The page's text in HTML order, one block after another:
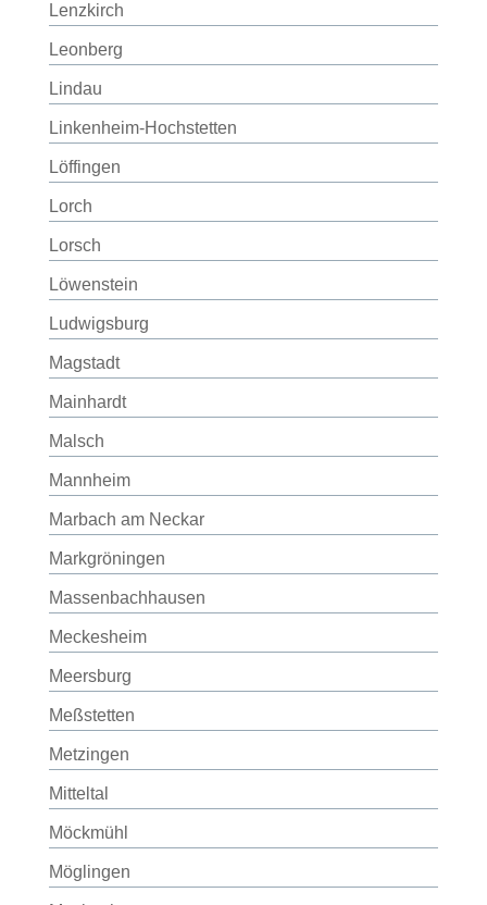
Lenzkirch
Leonberg
Lindau
Linkenheim-Hochstetten
Löffingen
Lorch
Lorsch
Löwenstein
Ludwigsburg
Magstadt
Mainhardt
Malsch
Mannheim
Marbach am Neckar
Markgröningen
Massenbachhausen
Meckesheim
Meersburg
Meßstetten
Metzingen
Mitteltal
Möckmühl
Möglingen